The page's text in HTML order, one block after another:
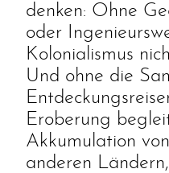
denken: Ohne
oder
Kolonialismus
Und ohne die
Eroberung
Akkumulation
anderen